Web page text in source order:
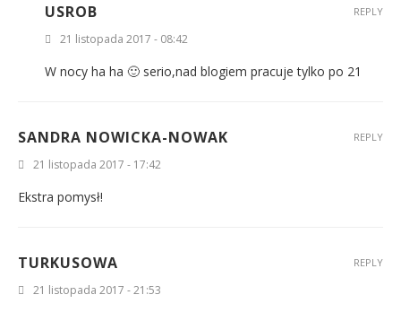
USROB
21 listopada 2017 - 08:42
W nocy ha ha 🙂 serio,nad blogiem pracuje tylko po 21
REPLY
SANDRA NOWICKA-NOWAK
21 listopada 2017 - 17:42
Ekstra pomysł!
REPLY
TURKUSOWA
21 listopada 2017 - 21:53
REPLY